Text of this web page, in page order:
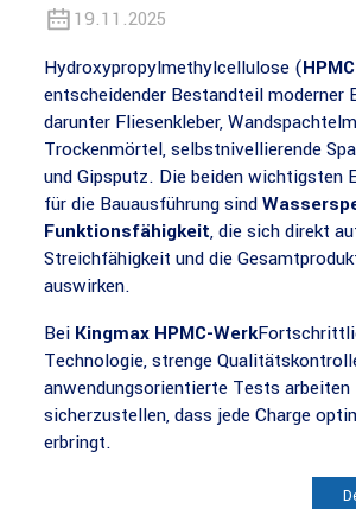
19.11.2025
Hydroxypropylmethylcellulose (HPMC
entscheidender Bestandteil moderner
darunter Fliesenkleber,
Trockenmörtel, selbstnivellierende
und Gipsputz. Die beiden wichtigsten
für die Bauausführung sind
Funktionsfähigkeit, die sich direkt
Streichfähigkeit und die
auswirken.
Bei Kingmax HPMC-Werk
Technologie, strenge
anwendungsorientierte Tests arbeiten
sicherzustellen, dass jede Charge
erbringt.